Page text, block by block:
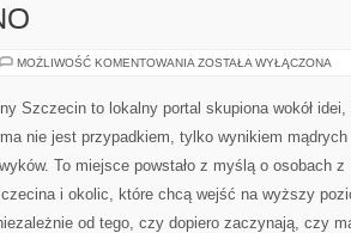
MOŻLIWOŚĆ KOMENTOWANIA ŚWINOUJŚCIE
ZOSTAŁA WYŁĄCZONA
Szczecin to lokalny portal skupiona wokół idei,
nie jest przypadkiem, tylko wynikiem mądrych
To miejsce powstało z myślą o osobach z
i okolic, które chcą wejść na wyższy
od tego, czy dopiero zaczynają, czy